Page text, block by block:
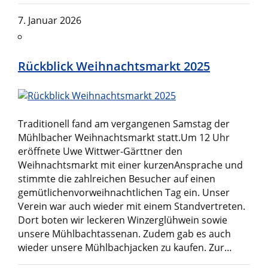
7. Januar 2026
Rückblick Weihnachtsmarkt 2025
Traditionell fand am vergangenen Samstag der
Mühlbacher Weihnachtsmarkt statt.Um 12 Uhr
eröffnete Uwe Wittwer-Gärttner den
Weihnachtsmarkt mit einer kurzenAnsprache und
stimmte die zahlreichen Besucher auf einen
gemütlichenvorweihnachtlichen Tag ein. Unser
Verein war auch wieder mit einem Standvertreten.
Dort boten wir leckeren Winzerglühwein sowie
unsere Mühlbachtassenan. Zudem gab es auch
wieder unsere Mühlbachjacken zu kaufen. Zur…